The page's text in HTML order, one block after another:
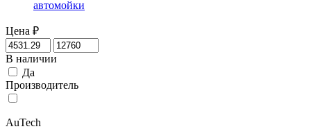
автомойки
Цена ₽
В наличии
Да
Производитель
AuTech